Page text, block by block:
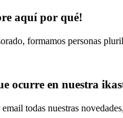
aquí por qué!
formamos personas
ocurre en nuestra
todas nuestras